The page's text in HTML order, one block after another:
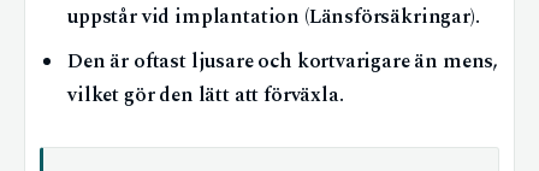
uppstår vid implantation (Länsförsäkringar).
Den är oftast ljusare och kortvarigare än mens,
vilket gör den lätt att förväxla.